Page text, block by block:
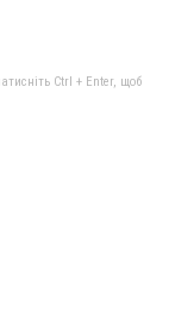
Ctrl + Enter, щоб